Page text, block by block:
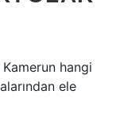
hangi
ele